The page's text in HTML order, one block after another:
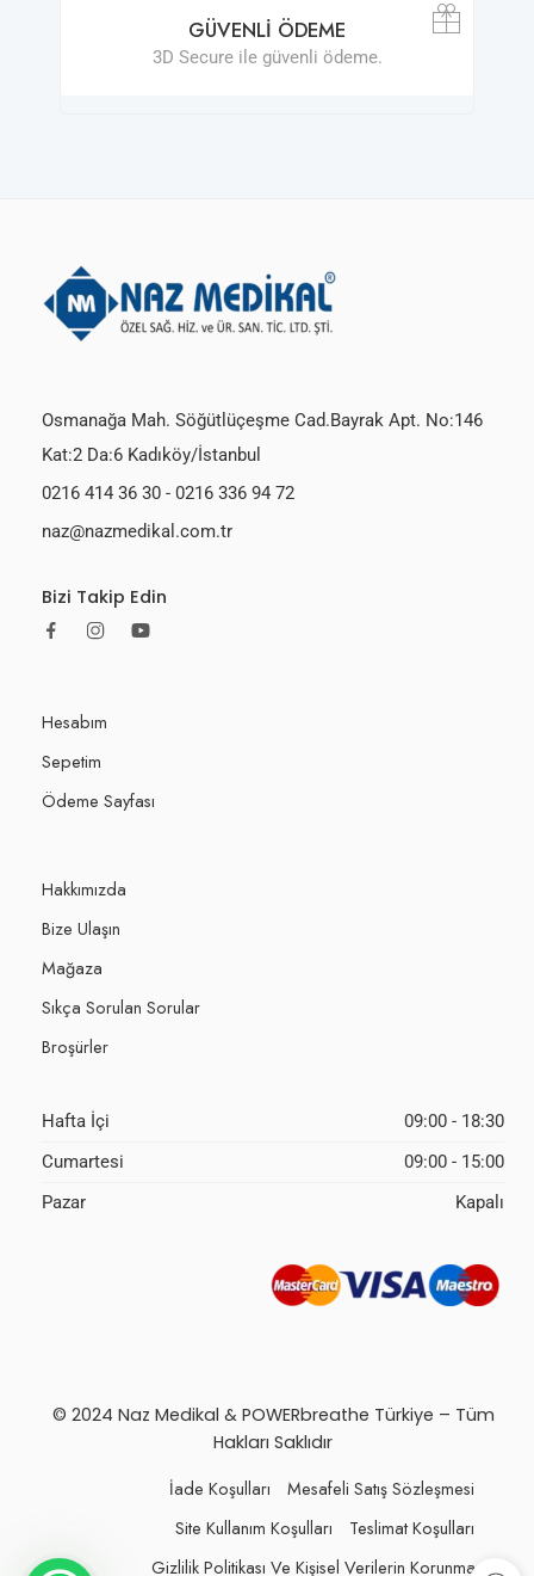
GÜVENLI ÖDEME
3D Secure ile güvenli ödeme.
Osmanağa Mah. Söğütlüçeşme Cad.Bayrak Apt. No:146
Kat:2 Da:6 Kadıköy/İstanbul
0216 414 36 30 - 0216 336 94 72
naz@nazmedikal.com.tr
Bizi Takip Edin
Hesabım
Sepetim
Ödeme Sayfası
Hakkımızda
Bize Ulaşın
Mağaza
Sıkça Sorulan Sorular
Broşürler
Hafta İçi
09:00 - 18:30
Cumartesi
09:00 - 15:00
Pazar
Kapalı
© 2024 Naz Medikal & POWERbreathe Türkiye – Tüm
Hakları Saklıdır
İade Koşulları
Mesafeli Satış Sözleşmesi
Site Kullanım Koşulları
Teslimat Koşulları
Gizlilik Politikası Ve Kişisel Verilerin Korunması